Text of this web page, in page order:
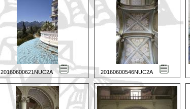
20160600621NUC2A 20160600546NUC2A